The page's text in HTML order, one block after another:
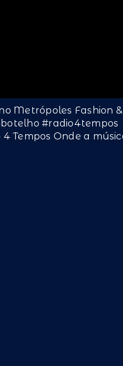
Metrópoles Fashion
#radio4tempos
Tempos Onde a